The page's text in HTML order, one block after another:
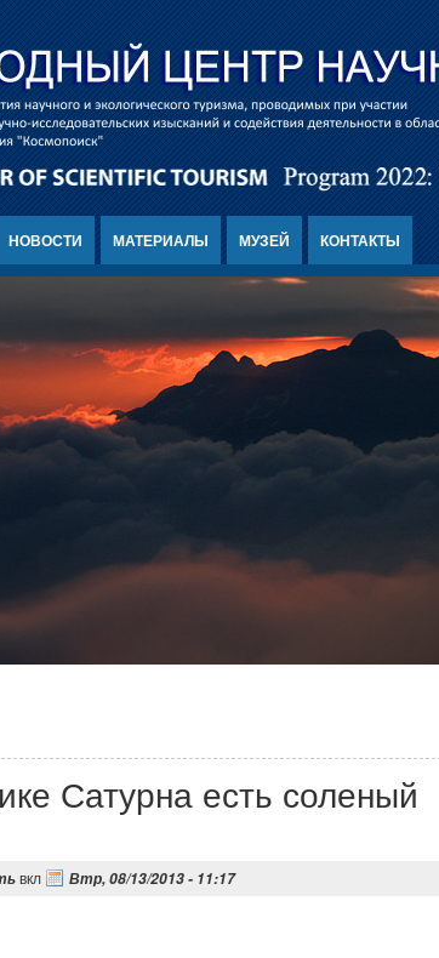
НОВОСТИ МАТЕРИАЛЫ МУЗЕЙ КОНТАКТЫ
Сатурна есть соленый
вкл Втр, 08/13/2013 - 11:17